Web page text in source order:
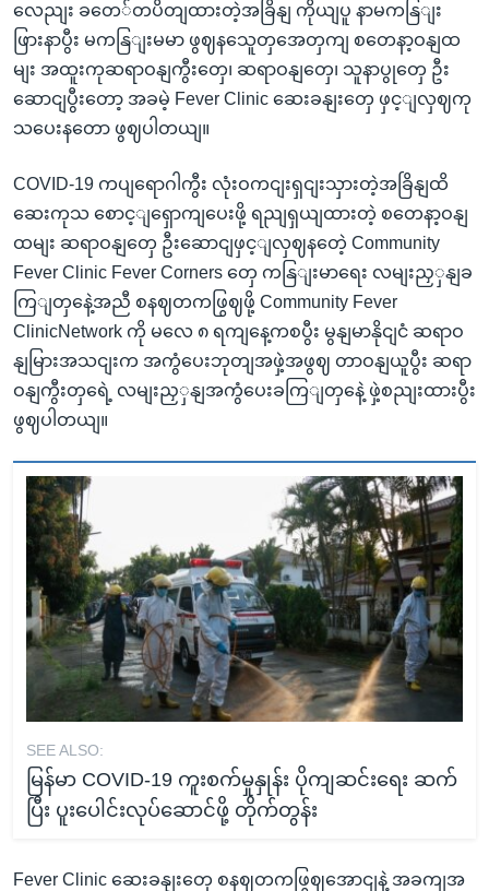
လေညျး ခတေ်တပိတျထားတဲ့အခြိနျ ကိုယျပူ နာမကနြျး
ဖြားနာပွီး မကနြျးမမာ ဖွဈနသေူတှအေတှကျ စတေနာ့ဝနျထ
မျး အထူးကုဆရာဝနျကွီးတှေ၊ ဆရာဝနျတှေ၊ သူနာပွုတှေ ဦး
ဆောငျပွီးတော့ အခမဲ့ Fever Clinic ဆေးခနျးတှေ ဖှင့ျလှဈကု
သပေးနတော ဖွဈပါတယျ။
COVID-19 ကပျရောဂါကွီး လုံးဝကငျးရှငျးသှားတဲ့အခြိနျထိ
ဆေးကုသ စောင့ျရှောကျပေးဖို့ ရညျရှယျထားတဲ့ စတေနာ့ဝနျ
ထမျး ဆရာဝနျတှေ ဦးဆောငျဖှင့ျလှဈနတေဲ့ Community
Fever Clinic Fever Corners တှေ ကနြျးမာရေး လမျးညှှနျခ
ကြျတှနေဲ့အညီ စနဈတကဖြွဈဖို့ Community Fever
ClinicNetwork ကို မလေ ၈ ရကျနေ့ကစပွီး မွနျမာနိုငျငံ ဆရာဝ
နျမြားအသငျးက အကွံပေးဘုတျအဖှဲ့အဖွဈ တာဝနျယူပွီး ဆရာ
ဝနျကွီးတှရေဲ့ လမျးညှှနျအကွံပေးခကြျတှနေဲ့ ဖှဲ့စညျးထားပွီး
ဖွဈပါတယျ။
SEE ALSO:
မြန်မာ COVID-19 ကူးစက်မှုနှုန်း ပိုကျဆင်းရေး ဆက်
ပြီး ပူးပေါင်းလုပ်ဆောင်ဖို့ တိုက်တွန်း
Fever Clinic ဆေးခနျးတှေ စနဈတကဖြွဈအောငျနဲ့ အခကျအ